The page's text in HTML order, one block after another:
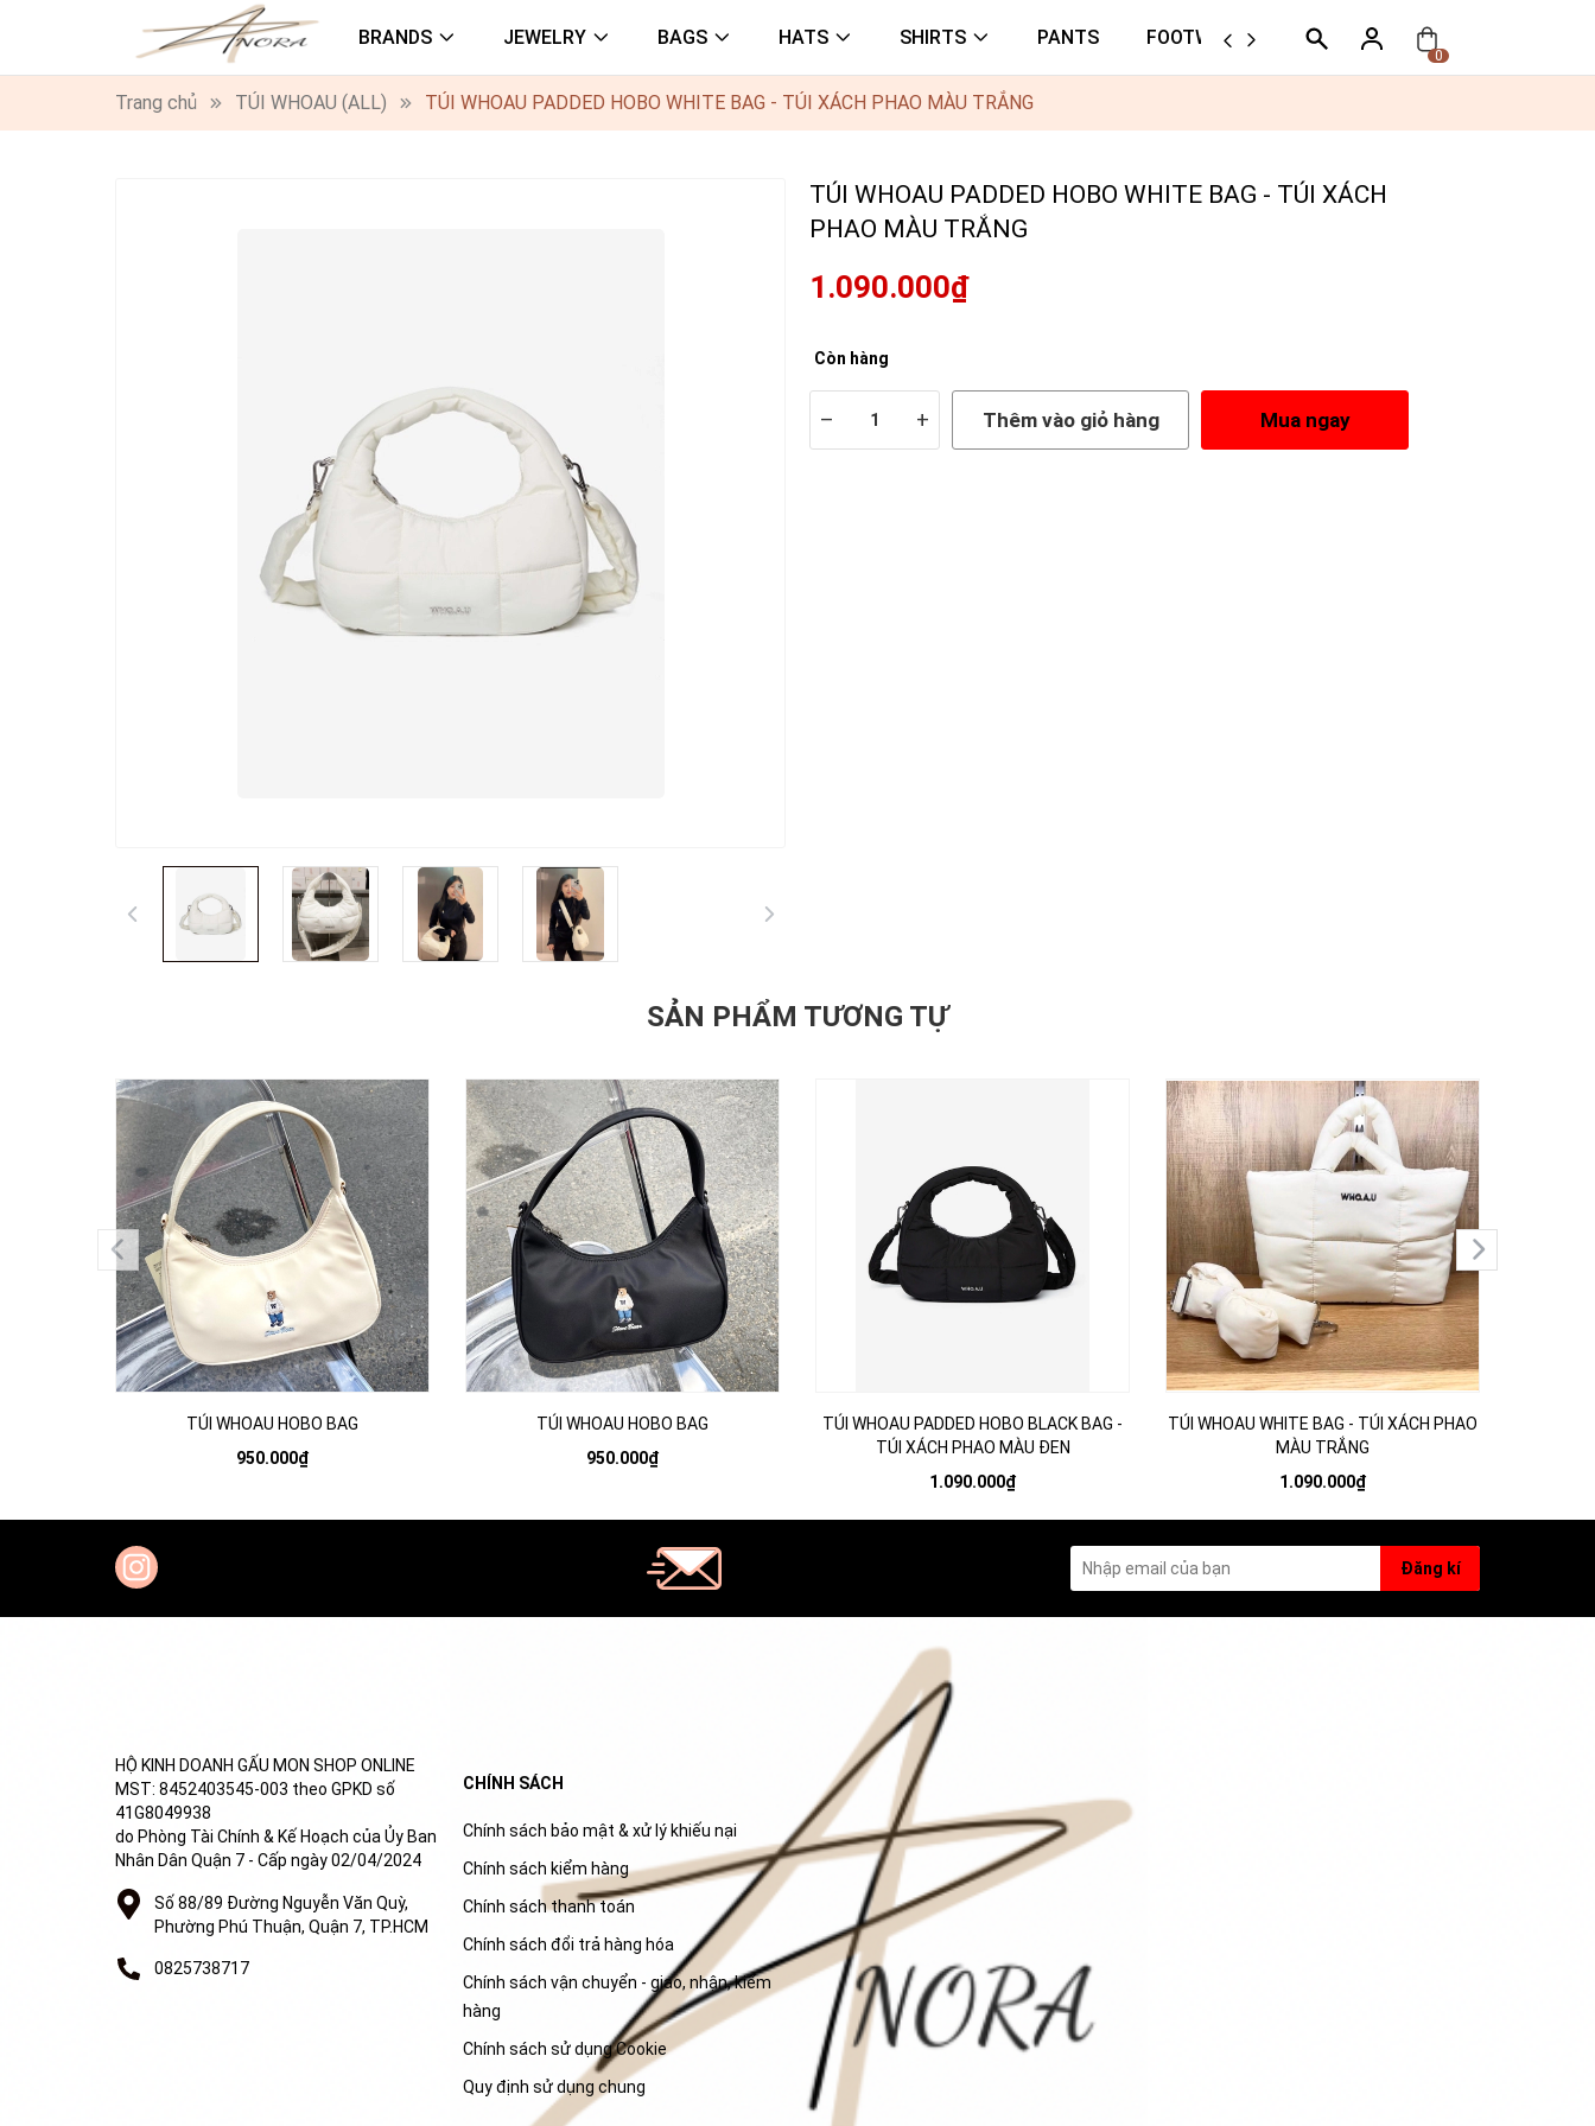
BRANDS JEWELRY BAGS HATS SHIRTS PANTS FOOTWEAR ORTHER
0
Trang chủ TÚI WHOAU (ALL) TÚI WHOAU PADDED HOBO WHITE BAG - TÚI XÁCH PHAO MÀU TRẮNG
TÚI WHOAU PADDED HOBO WHITE BAG - TÚI XÁCH
PHAO MÀU TRẮNG
1.090.000₫
Còn hàng
– + Thêm vào giỏ hàng Mua ngay
SẢN PHẨM TƯƠNG TỰ
TÚI WHOAU HOBO BAG
950.000₫
TÚI WHOAU HOBO BAG
950.000₫
TÚI WHOAU PADDED HOBO BLACK BAG -
TÚI XÁCH PHAO MÀU ĐEN
1.090.000₫
TÚI WHOAU WHITE BAG - TÚI XÁCH PHAO
MÀU TRẮNG
1.090.000₫
Đăng kí
HỘ KINH DOANH GẤU MON SHOP ONLINE
MST: 8452403545-003 theo GPKD số
41G8049938
do Phòng Tài Chính & Kế Hoạch của Ủy Ban
Nhân Dân Quận 7 - Cấp ngày 02/04/2024
Số 88/89 Đường Nguyễn Văn Quỳ,
Phường Phú Thuận, Quận 7, TP.HCM
0825738717
CHÍNH SÁCH
Chính sách bảo mật & xử lý khiếu nại
Chính sách kiểm hàng
Chính sách thanh toán
Chính sách đổi trả hàng hóa
Chính sách vận chuyển - giao, nhận, kiểm
hàng
Chính sách sử dụng Cookie
Quy định sử dụng chung